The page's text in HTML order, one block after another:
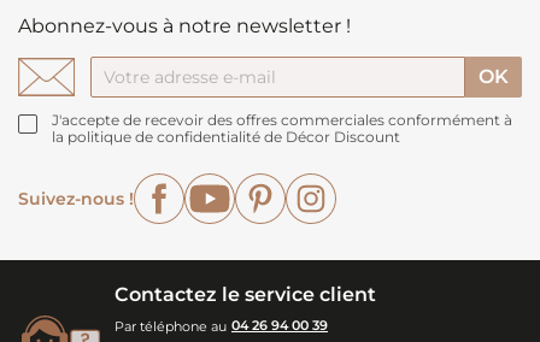
Abonnez-vous à notre newsletter !
J'accepte de recevoir des offres commerciales conformément à
la politique de confidentialité de Décor Discount
Suivez-nous !
FacebookYouTubePinterest
Contactez le service client
Par téléphone au 04 26 94 00 39